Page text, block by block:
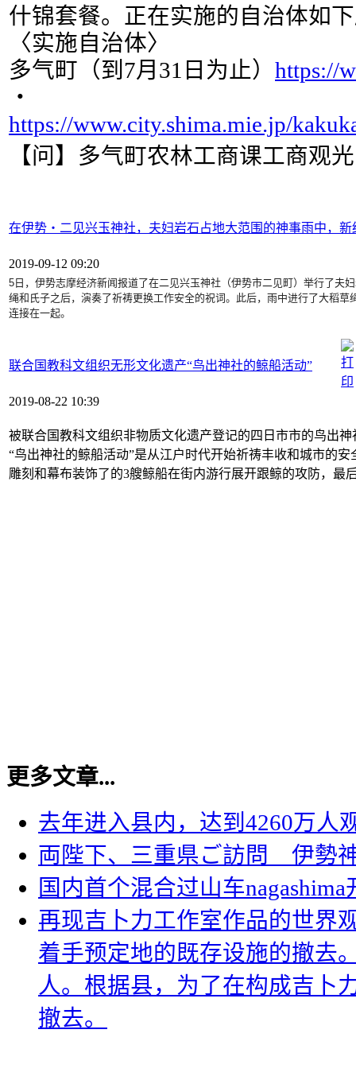
什锦套餐。正在实施的自治体如
〈实施自治体〉
多气町（到7月31日为止） https://
https://www.city.shima.mie.jp/
【问】多气町农林工商课工商观
在伊势・二见兴玉神社，夫妇岩石占地大范围的神事雨中，新
2019-09-12 09:20
5日，伊势志摩经济新闻报道了在二见兴玉神社（伊势市二见町） 举行了夫
绳和氏子之后， 演奏了祈祷更换工作安全的祝词。此后， 雨中进行了大稻草
连接在一起。
联合国教科文组织无形文化遗产“鸟出神社的鲸船活动”
2019-08-22 10:39
被联合国教科文组织非物质文化遗产登记的四日市市的鸟出
“鸟出神社的鲸船活动”是从江户时代开始祈祷丰收和城市的
雕刻和幕布装饰了的3艘鲸船在街内游行展开跟鲸的攻防，最
更多文章...
去年进入县内，达到4260万人
両陛下、三重県ご訪問 伊勢
国内首个混合过山车nagashima
再现吉卜力工作室作品的世界
着手预定地的既存设施的撤去
人。根据县，为了在构成吉卜
撤去。